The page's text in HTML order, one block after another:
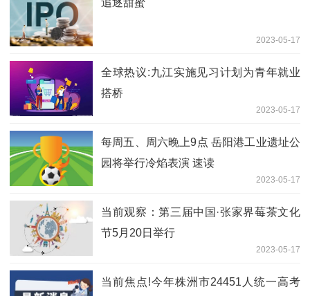
追逐甜蜜
2023-05-17
全球热议:九江实施见习计划为青年就业
搭桥
2023-05-17
每周五、周六晚上9点 岳阳港工业遗址公
园将举行冷焰表演 速读
2023-05-17
当前观察：第三届中国·张家界莓茶文化
节5月20日举行
2023-05-17
当前焦点!今年株洲市24451人统一高考